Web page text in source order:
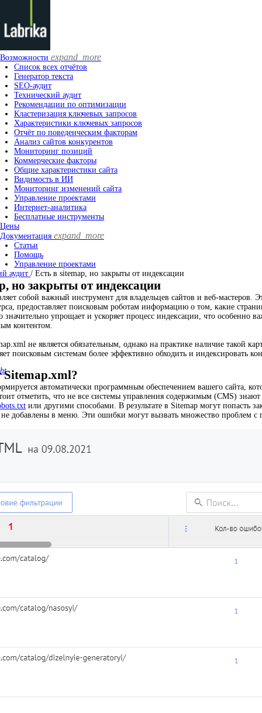
Возможности expand_more
Список всех отчётов
Генератор текста
SEO-аудит
Технический аудит
Рекомендации по оптимизации
Кластеризация ключевых запросов
Характеристики ключевых запросов
Отчёт по поведенческим факторам
Анализ сайтов конкурентов
Мониторинг позиций
Коммерческие факторы
Общие характеристики сайта
Видимость в ИИ
Мониторинг изменений сайта
Управление проектами
Интернет-аналитика
Бесплатные инструменты
Цены
Документация expand_more
Статьи
Помощь
Управление проектами
аудит / Есть в sitemap, но закрыты от индексации
но закрыты от индексации
собой важный инструмент для владельцев сайтов и веб-мастеров.
предоставляет поисковым роботам информацию о том, какие
значительно упрощает и ускоряет процесс индексации, что особенно
контентом.
не является обязательным, однако на практике наличие такой
поисковым системам более эффективно обходить и индексировать
Sitemap.xml?
автоматически программным обеспечением вашего сайта,
отметить, что не все системы управления содержимым (CMS)
или другими способами. В результате в Sitemap могут попасть
не добавлены в меню. Эти ошибки могут вызвать множество проблем с